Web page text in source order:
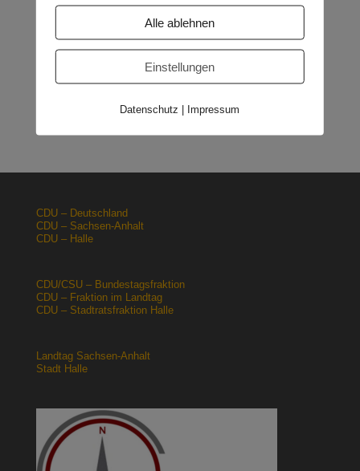
Orgacid-Altlasten: Bund und Land mit in der Verantwortung
15.02.2026
Halle: Sondervermögen Infrastruktur für die Europachaussee
nutzen! 12.02.2026
Lehrpläne: Grundsteine für spätere Ausbildung werden in der
CDU – Deutschland
CDU – Sachsen-Anhalt
CDU – Halle
CDU/CSU – Bundestagsfraktion
CDU – Fraktion im Landtag
CDU – Stadtratsfraktion Halle
Landtag Sachsen-Anhalt
Stadt Halle
Alle ablehnen
Einstellungen
Datenschutz | Impressum